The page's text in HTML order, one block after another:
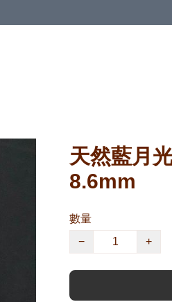
天然藍月
8.6mm
數量
−
+